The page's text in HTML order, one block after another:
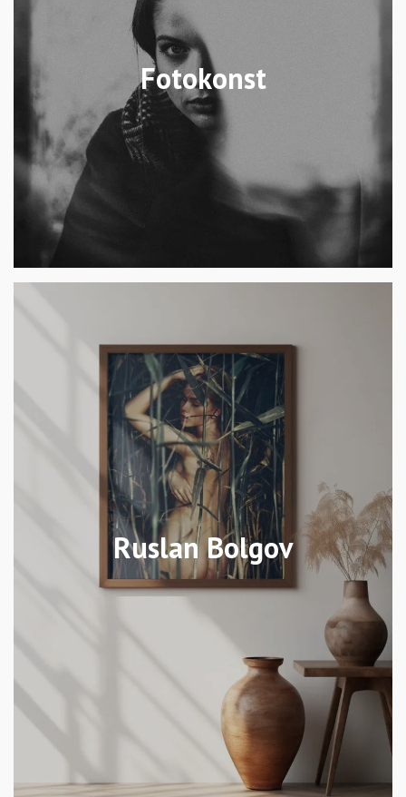
Fotokonst
Ruslan Bolgov